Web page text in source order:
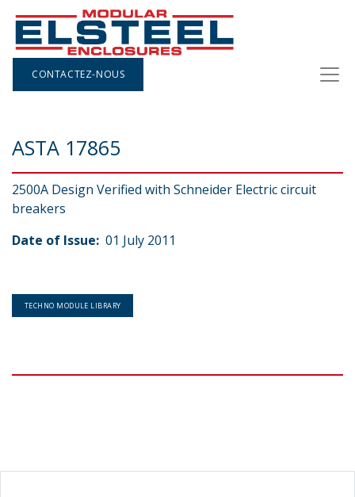
CONTACTEZ-NOUS
ASTA 17865
2500A Design Verified with Schneider Electric circuit
breakers
Date of Issue: 01 July 2011
TECHNO MODULE LIBRARY